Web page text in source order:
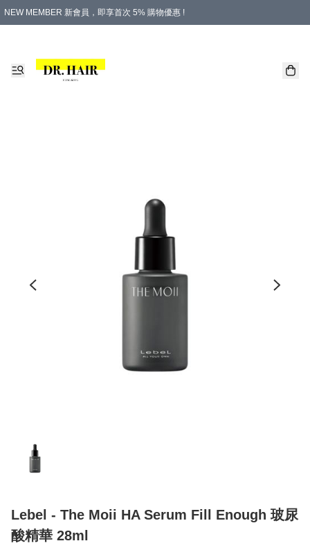
NEW MEMBER 新會員，即享首次 5% 購物優惠 !
Lebel - The Moii HA Serum Fill Enough 玻尿
酸精華 28ml